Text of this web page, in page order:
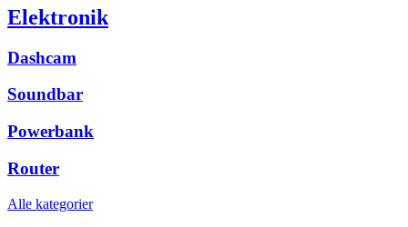
Elektronik
Dashcam
Soundbar
Powerbank
Router
Alle kategorier